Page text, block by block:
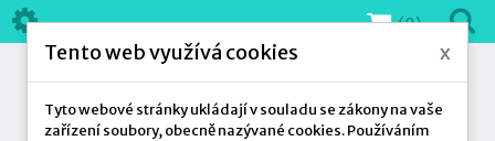
(0)
Tento web využívá cookies x
Tyto webové stránky ukládají v souladu se zákony na vaše
zařízení soubory, obecně nazývané cookies. Používáním